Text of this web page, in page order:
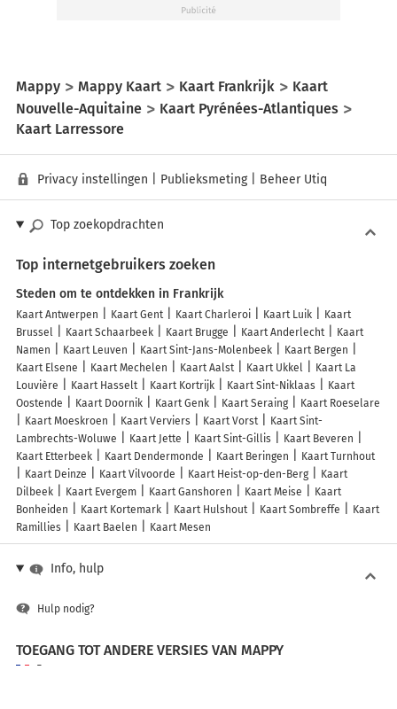
Mappy Mappy Kaart Kaart Frankrijk
Kaart
Nouvelle-Aquitaine
Kaart Pyrénées-Atlantiques
Kaart Larressore
Privacy instellingen Publieksmeting| Beheer Utiq
Top zoekopdrachten
Top internetgebruikers zoeken
Steden om te ontdekken in Frankrijk
Kaart Antwerpen Kaart Gent Kaart Charleroi Kaart Luik
Kaart
Brussel
Kaart Schaarbeek Kaart Brugge Kaart Anderlecht
Kaart
Namen
Kaart Leuven Kaart Sint-Jans-Molenbeek
Kaart Bergen
Kaart Elsene
Kaart Mechelen Kaart Aalst Kaart Ukkel
Kaart La
Louvière
Kaart Hasselt Kaart Kortrijk Kaart Sint-Niklaas
Kaart
Oostende
Kaart Doornik Kaart Genk Kaart Seraing
Kaart Roeselare
Kaart Moeskroen
Kaart Verviers Kaart Vorst
Kaart Sint-
Lambrechts-Woluwe
Kaart Jette Kaart Sint-Gillis
Kaart Beveren
Kaart Etterbeek
Kaart Dendermonde Kaart Beringen
Kaart Turnhout
Kaart Deinze
Kaart Vilvoorde Kaart Heist-op-den-Berg
Kaart
Dilbeek
Kaart Evergem Kaart Ganshoren Kaart Meise
Kaart
Bonheiden
Kaart Kortemark Kaart Hulshout Kaart Sombreffe
Kaart
Ramillies
Kaart Baelen Kaart Mesen
Info, hulp
Hulp nodig?
TOEGANG TOT ANDERE VERSIES VAN MAPPY
France